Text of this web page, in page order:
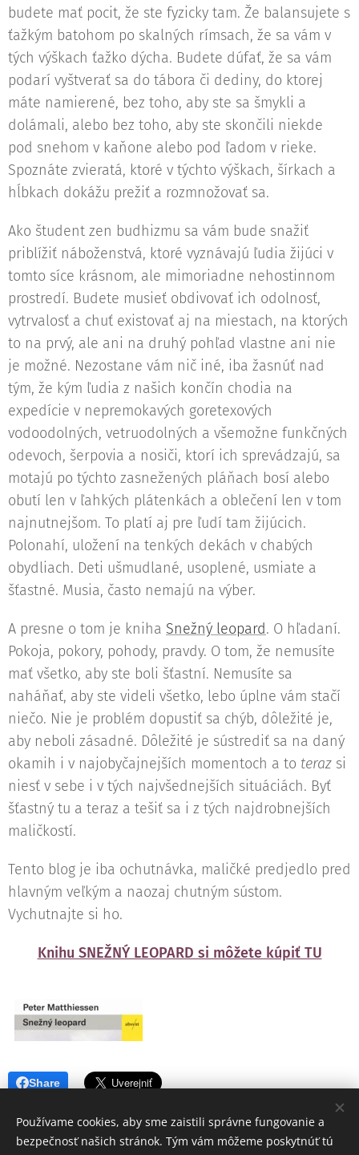
budete mať pocit, že ste fyzicky tam. Že balansujete s
ťažkým batohom po skalných rímsach, že sa vám v
tých výškach ťažko dýcha. Budete dúfať, že sa vám
podarí vyštverať sa do tábora či dediny, do ktorej
máte namierené, bez toho, aby ste sa šmykli a
dolámali, alebo bez toho, aby ste skončili niekde
pod snehom v kaňone alebo pod ľadom v rieke.
Spoznáte zvieratá, ktoré v týchto výškach, šírkach a
hĺbkach dokážu prežiť a rozmnožovať sa.
Ako študent zen budhizmu sa vám bude snažiť
priblížiť náboženstvá, ktoré vyznávajú ľudia žijúci v
tomto síce krásnom, ale mimoriadne nehostinnom
prostredí. Budete musieť obdivovať ich odolnosť,
vytrvalosť a chuť existovať aj na miestach, na ktorých
to na prvý, ale ani na druhý pohľad vlastne ani nie
je možné. Nezostane vám nič iné, iba žasnúť nad
tým, že kým ľudia z našich končín chodia na
expedície v nepremokavých goretexových
vodoodolných, vetruodolných a všemožne funkčných
odevoch, šerpovia a nosiči, ktorí ich sprevádzajú, sa
motajú po týchto zasnežených pláňach bosí alebo
obutí len v ľahkých plátenkách a oblečení len v tom
najnutnejšom. To platí aj pre ľudí tam žijúcich.
Polonahí, uložení na tenkých dekách v chabých
obydliach. Deti ušmudlané, usoplené, usmiate a
šťastné. Musia, často nemajú na výber.
A presne o tom je kniha Snežný leopard. O hľadaní.
Pokoja, pokory, pohody, pravdy. O tom, že nemusíte
mať všetko, aby ste boli šťastní. Nemusíte sa
naháňať, aby ste videli všetko, lebo úplne vám stačí
niečo. Nie je problém dopustiť sa chýb, dôležité je,
aby neboli zásadné. Dôležité je sústrediť sa na daný
okamih i v najobyčajnejších momentoch a to teraz si
niesť v sebe i v tých najvšednejších situáciách. Byť
šťastný tu a teraz a tešiť sa i z tých najdrobnejších
maličkostí.
Tento blog je iba ochutnávka, maličké predjedlo pred
hlavným veľkým a naozaj chutným sústom.
Vychutnajte si ho.
Knihu SNEŽNÝ LEOPARD si môžete kúpiť TU
Share
Používame cookies, aby sme zaistili správne fungovanie a
bezpečnosť našich stránok. Tým vám môžeme poskytnúť tú